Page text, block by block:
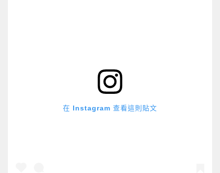
在 Instagram 查看這則貼文